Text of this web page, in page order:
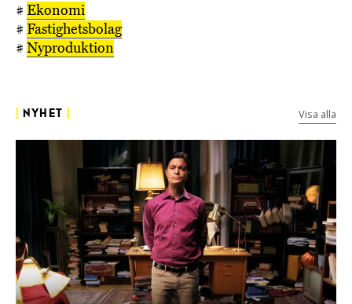
# Ekonomi
# Fastighetsbolag
# Nyproduktion
NYHET Visa alla